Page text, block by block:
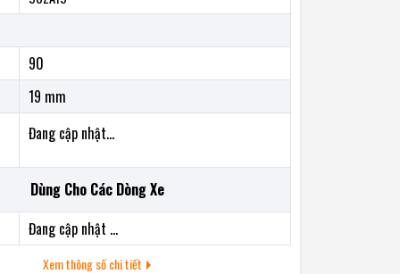
90
19 mm
Đang cập nhật...
Dùng Cho Các Dòng Xe
Đang cập nhật ...
Xem thông số chi tiết